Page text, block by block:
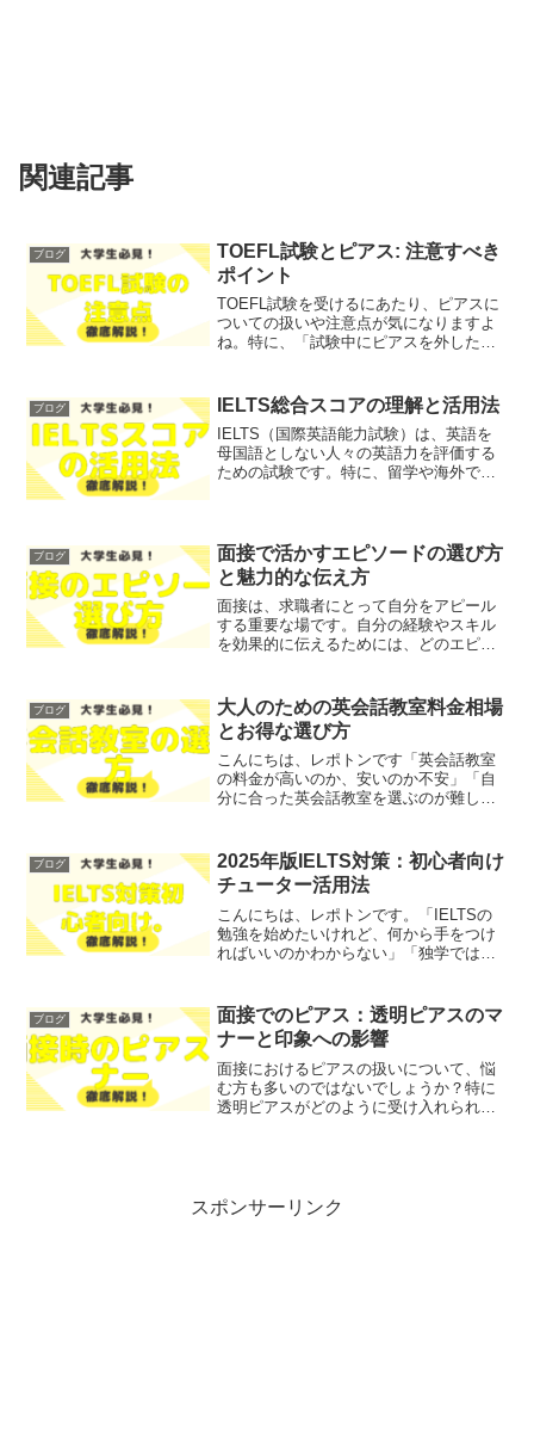
関連記事
ブログ
TOEFL試験とピアス: 注意すべき
ポイント
TOEFL試験を受けるにあたり、ピアスに
ついての扱いや注意点が気になりますよ
ね。特に、「試験中にピアスを外した方
いのではないでしょうか？そこで今回
は、TOEFL試験...
ブログ IELTS総合スコアの理解と活用法
IELTS（国際英語能力試験）は、英語を
母国語としない人々の英語力を評価する
ための試験です。特に、留学や海外での
すればよいのか」...
ブログ
面接で活かすエピソードの選び方
と魅力的な伝え方
面接は、求職者にとって自分をアピール
する重要な場です。自分の経験やスキル
を効果的に伝えるためには、どのエピソ
に響くエピソードの選び方」など、面接
におけるエピソードの活用...
ブログ
大人のための英会話教室料金相場
とお得な選び方
こんにちは、レポトンです「英会話教室
の料金が高いのか、安いのか不安」「自
分に合った英会話教室を選ぶのが難し
金相場とお得な選び方を、わかりやすく
解説します！レポトンこの記...
ブログ
2025年版IELTS対策：初心者向け
チューター活用法
こんにちは、レポトンです。「IELTSの
勉強を始めたいけれど、何から手をつけ
ればいいのかわからない」「独学では不
は、2025年版のIELTS対策として、初心
者向けのチュー...
ブログ
面接でのピアス：透明ピアスのマ
ナーと印象への影響
面接におけるピアスの扱いについて、悩
む方も多いのではないでしょうか？特に
透明ピアスがどのように受け入れられる
スポンサーリンク